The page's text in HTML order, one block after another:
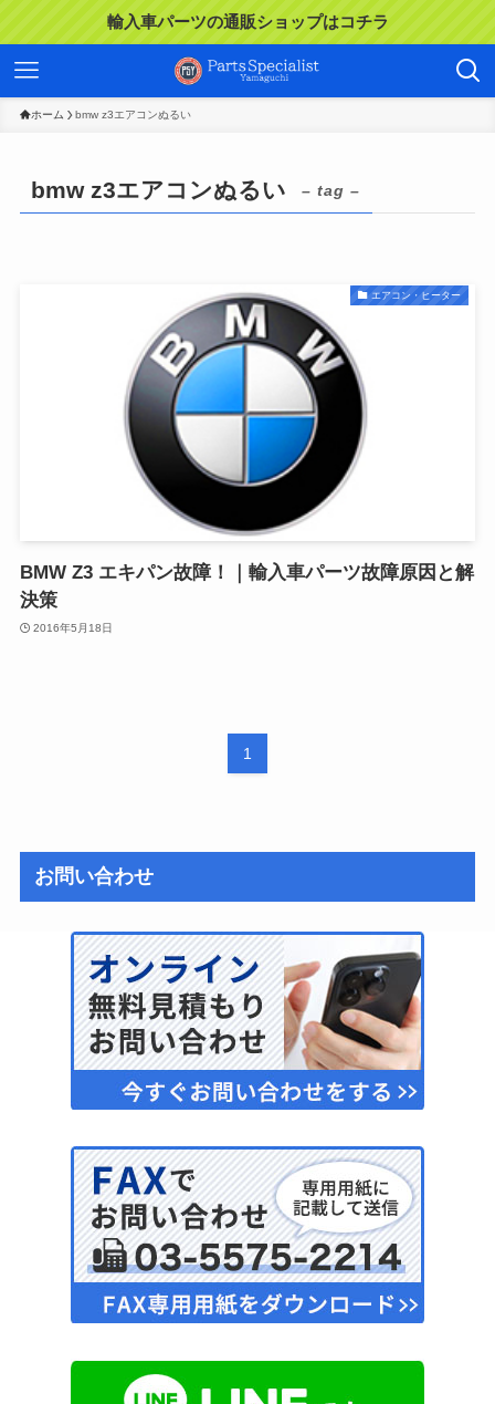
輸入車パーツの通販ショップはコチラ
ホーム bmw z3エアコンぬるい
bmw z3エアコンぬるい – tag –
エアコン・ヒーター
BMW Z3 エキパン故障！｜輸入車パーツ故障原因と解
決策
2016年5月18日
1
お問い合わせ